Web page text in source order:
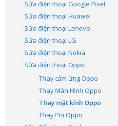
Sửa điện thoại Google Pixel
Sửa điện thoại Huawei
Sửa điện thoại Lenovo
Sửa điện thoại LG
Sửa điện thoại Nokia
Sửa điện thoại Oppo
Thay cảm ứng Oppo
Thay Màn Hình Oppo
Thay mặt kính Oppo
Thay Pin Oppo